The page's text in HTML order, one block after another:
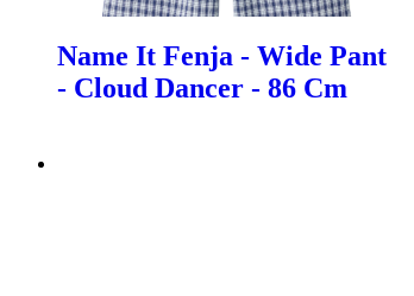
Name It Fenja - Wide Pant
- Cloud Dancer - 86 Cm